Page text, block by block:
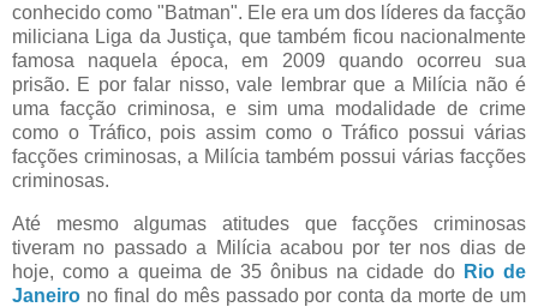
conhecido como "Batman". Ele era um dos líderes da facção
miliciana Liga da Justiça, que também ficou nacionalmente
famosa naquela época, em 2009 quando ocorreu sua
prisão. E por falar nisso, vale lembrar que a Milícia não é
uma facção criminosa, e sim uma modalidade de crime
como o Tráfico, pois assim como o Tráfico possui várias
facções criminosas, a Milícia também possui várias facções
criminosas.
Até mesmo algumas atitudes que facções criminosas
tiveram no passado a Milícia acabou por ter nos dias de
hoje, como a queima de 35 ônibus na cidade do Rio de
Janeiro no final do mês passado por conta da morte de um